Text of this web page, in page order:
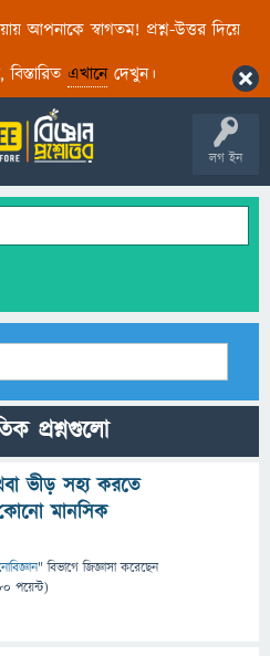
আপনাকে স্বাগতম! প্রশ্ন-উত্তর দিয়ে
এখানেদেখুন।
লগ ইন
প্রশ্নগুলো
ভীড় সহ্য করতে
মানসিক
" বিভাগে জিজ্ঞাসাকরেছেন
পয়েন্ট)